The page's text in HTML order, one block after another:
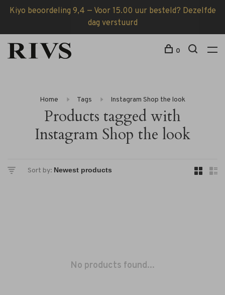
Kiyo beoordeling 9,4 — Voor 15.00 uur besteld? Dezelfde
dag verstuurd
0
Home Tags Instagram Shop the look
Products tagged with
Instagram Shop the look
Sort by:
No products found...